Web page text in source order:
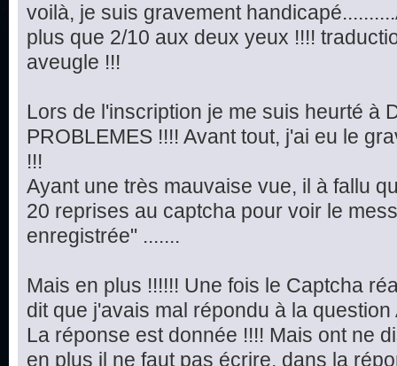
voilà, je suis gravement
plus que 2/10 aux deux yeux !!!!
aveugle !!!
Lors de l'inscription je me suis heurté à
PROBLEMES !!!! Avant tout, j'ai eu le
!!!
Ayant une très mauvaise vue, il à fallu
20 reprises au captcha pour voir le
enregistrée" .......
Mais en plus !!!!!! Une fois le Captcha
dit que j'avais mal répondu à la question
La réponse est donnée !!!! Mais ont ne
en plus il ne faut pas écrire, dans la